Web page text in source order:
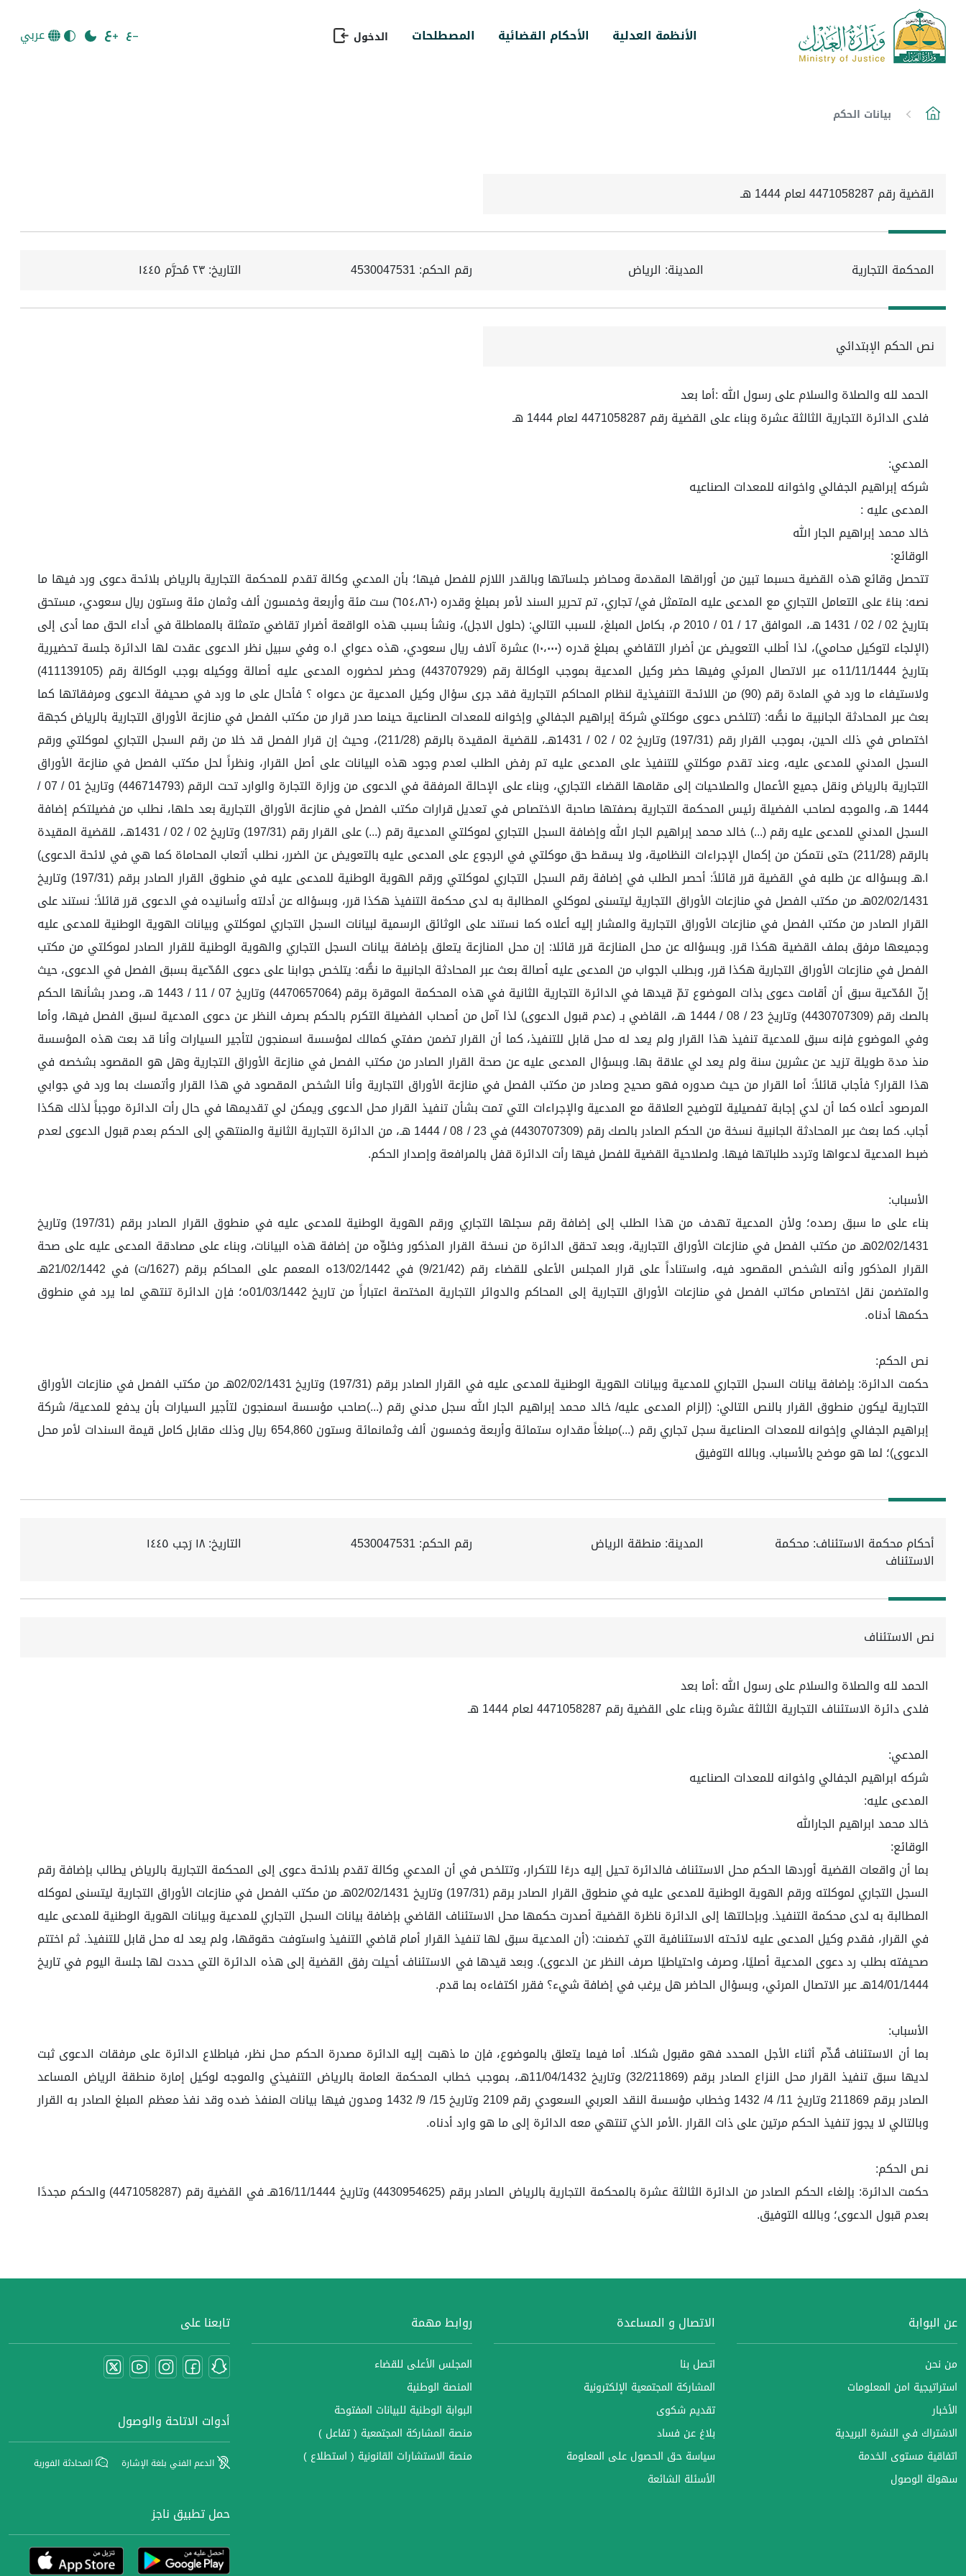
الأنظمة العدلية الأحكام القضائية المصطلحات الدخول عربي
بيانات الحكم
القضية رقم 4471058287 لعام 1444 هـ
المحكمة التجارية المدينة: الرياض رقم الحكم: 4530047531 التاريخ:٢٣ مُحرَّم ١٤٤٥
نص الحكم الإبتدائي
الحمد لله والصلاة والسلام على رسول الله :أما بعد
فلدى الدائرة التجارية الثالثة عشرة وبناء على القضية رقم 4471058287 لعام 1444 هـ
المدعي:
شركه إبراهيم الجفالي واخوانه للمعدات الصناعيه
المدعى عليه :
خالد محمد إبراهيم الجار الله
الوقائع:
تتحصل وقائع هذه القضية حسبما تبين من أوراقها المقدمة ومحاضر جلساتها وبالقدر اللازم للفصل فيها؛ بأن المدعي وكالة تقدم للمحكمة التجارية بالرياض بلائحة دعوى ورد فيها ما
نصه: بناءً على التعامل التجاري مع المدعى عليه المتمثل في/ تجاري، تم تحرير السند لأمر بمبلغ وقدره (٦٥٤،٨٦٠) ست مئة وأربعة وخمسون ألف وثمان مئة وستون ريال سعودي، مستحق
بتاريخ 02 / 02 / 1431 هـ، الموافق 17 / 01 / 2010 م، بكامل المبلغ، للسبب التالي: (حلول الاجل)، ونشأ بسبب هذه الواقعة أضرار تقاضي متمثلة بالمماطلة في أداء الحق مما أدى إلى
(الإلجاء لتوكيل محامي)، لذا أطلب التعويض عن أضرار التقاضي بمبلغ قدره (١٠،٠٠٠) عشرة آلاف ريال سعودي، هذه دعواي ا.ه وفي سبيل نظر الدعوى عقدت لها الدائرة جلسة تحضيرية
بتاريخ 11/11/1444ه عبر الاتصال المرئي وفيها حضر وكيل المدعية بموجب الوكالة رقم (443707929) وحضر لحضوره المدعى عليه أصالة ووكيله بوجب الوكالة رقم (411139105)
ولاستيفاء ما ورد في المادة رقم (90) من اللائحة التنفيذية لنظام المحاكم التجارية فقد جرى سؤال وكيل المدعية عن دعواه ؟ فأحال على ما ورد في صحيفة الدعوى ومرفقاتها كما
بعث عبر المحادثة الجانبية ما نصُّه: (تتلخص دعوى موكلتي شركة إبراهيم الجفالي وإخوانه للمعدات الصناعية حينما صدر قرار من مكتب الفصل في منازعة الأوراق التجارية بالرياض كجهة
اختصاص في ذلك الحين، بموجب القرار رقم (197/31) وتاريخ 02 / 02 / 1431هـ، للقضية المقيدة بالرقم (211/28)، وحيث إن قرار الفصل قد خلا من رقم السجل التجاري لموكلتي ورقم
السجل المدني للمدعى عليه، وعند تقدم موكلتي للتنفيذ على المدعى عليه تم رفض الطلب لعدم وجود هذه البيانات على أصل القرار، ونظراً لحل مكتب الفصل في منازعة الأوراق
التجارية بالرياض ونقل جميع الأعمال والصلاحيات إلى مقامها القضاء التجاري، وبناء على الإحالة المرفقة في الدعوى من وزارة التجارة والوارد تحت الرقم (446714793) وتاريخ 01 / 07 /
1444 هـ، والموجه لصاحب الفضيلة رئيس المحكمة التجارية بصفتها صاحبة الاختصاص في تعديل قرارات مكتب الفصل في منازعة الأوراق التجارية بعد حلها، نطلب من فضيلتكم إضافة
السجل المدني للمدعى عليه رقم (...) خالد محمد إبراهيم الجار الله وإضافة السجل التجاري لموكلتي المدعية رقم (...) على القرار رقم (197/31) وتاريخ 02 / 02 / 1431هـ، للقضية المقيدة
بالرقم (211/28) حتى نتمكن من إكمال الإجراءات النظامية، ولا يسقط حق موكلتي في الرجوع على المدعى عليه بالتعويض عن الضرر، نطلب أتعاب المحاماة كما هي في لائحة الدعوى)
ا.هـ وبسؤاله عن طلبه في القضية قرر قائلاً: أحصر الطلب في إضافة رقم السجل التجاري لموكلتي ورقم الهوية الوطنية للمدعى عليه في منطوق القرار الصادر برقم (197/31) وتاريخ
02/02/1431هـ من مكتب الفصل في منازعات الأوراق التجارية ليتسنى لموكلي المطالبة به لدى محكمة التنفيذ هكذا قرر، وبسؤاله عن أدلته وأسانيده في الدعوى قرر قائلاً: نستند على
القرار الصادر من مكتب الفصل في منازعات الأوراق التجارية والمشار إليه أعلاه كما نستند على الوثائق الرسمية لبيانات السجل التجاري لموكلتي وبيانات الهوية الوطنية للمدعى عليه
وجميعها مرفق بملف القضية هكذا قرر. وبسؤاله عن محل المنازعة قرر قائلا: إن محل المنازعة يتعلق بإضافة بيانات السجل التجاري والهوية الوطنية للقرار الصادر لموكلتي من مكتب
الفصل في منازعات الأوراق التجارية هكذا قرر، وبطلب الجواب من المدعى عليه أصالة بعث عبر المحادثة الجانبية ما نصُّه: يتلخص جوابنا على دعوى المُدّعية بسبق الفصل في الدعوى، حيث
إنّ المُدّعية سبق أن أقامت دعوى بذات الموضوع تمّ قيدها في الدائرة التجارية الثانية في هذه المحكمة الموقرة برقم (4470657064) وتاريخ 07 / 11 / 1443 هـ، وصدر بشأنها الحكم
بالصك رقم (4430707309) وتاريخ 23 / 08 / 1444 هـ، القاضي بـ (عدم قبول الدعوى) لذا آمل من أصحاب الفضيلة التكرم بالحكم بصرف النظر عن دعوى المدعية لسبق الفصل فيها، وأما
وفي الموضوع فإنه سبق للمدعية تنفيذ هذا القرار ولم يعد له محل قابل للتنفيذ، كما أن القرار تضمن صفتي كمالك لمؤسسة اسمنجون لتأجير السيارات وأنا قد بعت هذه المؤسسة
منذ مدة طويلة تزيد عن عشرين سنة ولم يعد لي علاقة بها. وبسؤال المدعى عليه عن صحة القرار الصادر من مكتب الفصل في منازعة الأوراق التجارية وهل هو المقصود بشخصه في
هذا القرار؟ فأجاب قائلاً: أما القرار من حيث صدوره فهو صحيح وصادر من مكتب الفصل في منازعة الأوراق التجارية وأنا الشخص المقصود في هذا القرار وأتمسك بما ورد في جوابي
المرصود أعلاه كما أن لدي إجابة تفصيلية لتوضيح العلاقة مع المدعية والإجراءات التي تمت بشأن تنفيذ القرار محل الدعوى ويمكن لي تقديمها في حال رأت الدائرة موجباً لذلك هكذا
أجاب. كما بعث عبر المحادثة الجانبية نسخة من الحكم الصادر بالصك رقم (4430707309) في 23 / 08 / 1444 هـ، من الدائرة التجارية الثانية والمنتهي إلى الحكم بعدم قبول الدعوى لعدم
ضبط المدعية لدعواها وتردد طلباتها فيها. ولصلاحية القضية للفصل فيها رأت الدائرة قفل بالمرافعة وإصدار الحكم.
الأسباب:
بناء على ما سبق رصده؛ ولأن المدعية تهدف من هذا الطلب إلى إضافة رقم سجلها التجاري ورقم الهوية الوطنية للمدعى عليه في منطوق القرار الصادر برقم (197/31) وتاريخ
02/02/1431هـ من مكتب الفصل في منازعات الأوراق التجارية، وبعد تحقق الدائرة من نسخة القرار المذكور وخلوِّه من إضافة هذه البيانات، وبناء على مصادقة المدعى عليه على صحة
القرار المذكور وأنه الشخص المقصود فيه، واستناداً على قرار المجلس الأعلى للقضاء رقم (9/21/42) في 13/02/1442ه المعمم على المحاكم برقم (1627/ت) في 21/02/1442هـ
والمتضمن نقل اختصاص مكاتب الفصل في منازعات الأوراق التجارية إلى المحاكم والدوائر التجارية المختصة اعتباراً من تاريخ 01/03/1442ه؛ فإن الدائرة تنتهي لما يرد في منطوق
حكمها أدناه.
نص الحكم:
حكمت الدائرة: بإضافة بيانات السجل التجاري للمدعية وبيانات الهوية الوطنية للمدعى عليه في القرار الصادر برقم (197/31) وتاريخ 02/02/1431هـ من مكتب الفصل في منازعات الأوراق
التجارية ليكون منطوق القرار بالنص التالي: (إلزام المدعى عليه/ خالد محمد إبراهيم الجار الله سجل مدني رقم (...)صاحب مؤسسة اسمنجون لتأجير السيارات بأن يدفع للمدعية/ شركة
إبراهيم الجفالي وإخوانه للمعدات الصناعية سجل تجاري رقم (...)مبلغاً مقداره ستمائة وأربعة وخمسون ألف وثمانمائة وستون 654,860 ريال وذلك مقابل كامل قيمة السندات لأمر محل
الدعوى)؛ لما هو موضح بالأسباب. وبالله التوفيق
أحكام محكمة الاستئناف: محكمة
الاستئناف
المدينة: منطقة الرياض رقم الحكم: 4530047531 التاريخ:١٨ رَجب ١٤٤٥
نص الاستئناف
الحمد لله والصلاة والسلام على رسول الله :أما بعد
فلدى دائرة الاستئناف التجارية الثالثة عشرة وبناء على القضية رقم 4471058287 لعام 1444 هـ
المدعي:
شركه ابراهيم الجفالي واخوانه للمعدات الصناعيه
المدعى عليه:
خالد محمد ابراهيم الجارالله
الوقائع:
بما أن واقعات القضية أوردها الحكم محل الاستئناف فالدائرة تحيل إليه درءًا للتكرار، وتتلخص في أن المدعي وكالة تقدم بلائحة دعوى إلى المحكمة التجارية بالرياض يطالب بإضافة رقم
السجل التجاري لموكلته ورقم الهوية الوطنية للمدعى عليه في منطوق القرار الصادر برقم (197/31) وتاريخ 02/02/1431هـ من مكتب الفصل في منازعات الأوراق التجارية ليتسنى لموكله
المطالبة به لدى محكمة التنفيذ. وبإحالتها إلى الدائرة ناظرة القضية أصدرت حكمها محل الاستئناف القاضي بإضافة بيانات السجل التجاري للمدعية وبيانات الهوية الوطنية للمدعى عليه
في القرار، فقدم وكيل المدعى عليه لائحته الاستئنافية التي تضمنت: (أن المدعية سبق لها تنفيذ القرار أمام قاضي التنفيذ واستوفت حقوقها، ولم يعد له محل قابل للتنفيذ. ثم اختتم
صحيفته بطلب رد دعوى المدعية أصليًا، وصرف واحتياطيًا صرف النظر عن الدعوى). وبعد قيدها في الاستئناف أحيلت رفق القضية إلى هذه الدائرة التي حددت لها جلسة اليوم في تاريخ
14/01/1444هـ عبر الاتصال المرئي، وبسؤال الحاضر هل يرغب في إضافة شيء؟ فقرر اكتفاءه بما قدم.
الأسباب:
بما أن الاستئناف قُدِّم أثناء الأجل المحدد فهو مقبول شكلا. أما فيما يتعلق بالموضوع، فإن ما ذهبت إليه الدائرة مصدرة الحكم محل نظر، فباطلاع الدائرة على مرفقات الدعوى ثبت
لديها سبق تنفيذ القرار محل النزاع الصادر برقم (32/211869) وتاريخ 11/04/1432هـ، بموجب خطاب المحكمة العامة بالرياض التنفيذي والموجه لوكيل إمارة منطقة الرياض المساعد
الصادر برقم 211869 وتاريخ 11/ 4/ 1432 وخطاب مؤسسة النقد العربي السعودي رقم 2109 وتاريخ 15/ 9/ 1432 ومدون فيها بيانات المنفذ ضده وقد نفذ معظم المبلغ الصادر به القرار
وبالتالي لا يجوز تنفيذ الحكم مرتين على ذات القرار .الأمر الذي تنتهي معه الدائرة إلى ما هو وارد أدناه.
نص الحكم:
حكمت الدائرة: بإلغاء الحكم الصادر من الدائرة الثالثة عشرة بالمحكمة التجارية بالرياض الصادر برقم (4430954625) وتاريخ 16/11/1444هـ في القضية رقم (4471058287) والحكم مجددًا
بعدم قبول الدعوى؛ وبالله التوفيق.
عن البوابة
من نحن
استراتيجية امن المعلومات
الأخبار
الاشتراك في النشرة البريدية
اتفاقية مستوى الخدمة
سهولة الوصول
الاتصال و المساعدة
اتصل بنا
المشاركة المجتمعية الإلكترونية
تقديم شكوى
بلاغ عن فساد
سياسة حق الحصول على المعلومة
الأسئلة الشائعة
روابط مهمة
المجلس الأعلى للقضاء
المنصة الوطنية
البوابة الوطنية للبيانات المفتوحة
منصة المشاركة المجتمعية ( تفاعل )
منصة الاستشارات القانونية ( استطلاع )
تابعنا على
أدوات الاتاحة والوصول
الدعم الفني بلغة الإشارة المحادثة الفورية
حمل تطبيق ناجز